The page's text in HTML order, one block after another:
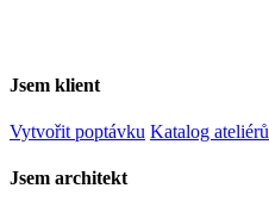
Jsem klient
Vytvořit poptávku Katalog ateliérů
Jsem architekt